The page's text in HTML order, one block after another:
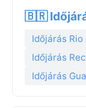
🇧🇷
Időjárás
Időjárás
Időjárás